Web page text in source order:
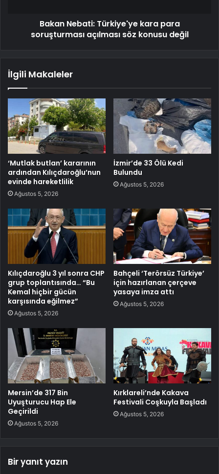
Bakan Nebati: Türkiye'ye kara para
soruşturması açılması söz konusu değil
İlgili Makaleler
‘Mutlak butlan’ kararının
ardından Kılıçdaroğlu’nun
evinde hareketlilik
Ağustos 5, 2026
İzmir’de 33 Ölü Kedi
Bulundu
Ağustos 5, 2026
Kılıçdaroğlu 3 yıl sonra CHP
grup toplantısında… “Bu
Kemal hiçbir gücün
karşısında eğilmez”
Ağustos 5, 2026
Bahçeli ‘Terörsüz Türkiye’
için hazırlanan çerçeve
yasaya imza attı
Ağustos 5, 2026
Mersin’de 317 Bin
Uyuşturucu Hap Ele
Geçirildi
Ağustos 5, 2026
Kırklareli’nde Kakava
Festivali Coşkuyla Başladı
Ağustos 5, 2026
Bir yanıt yazın